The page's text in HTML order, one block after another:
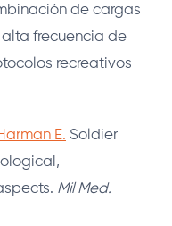
de cargas
frecuencia de
recreativos
E. Soldier
Mil Med.